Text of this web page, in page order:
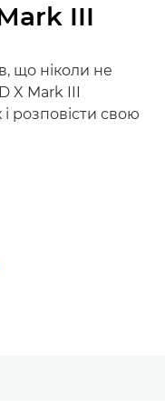
III
що ніколи не
X Mark III
розповісти свою